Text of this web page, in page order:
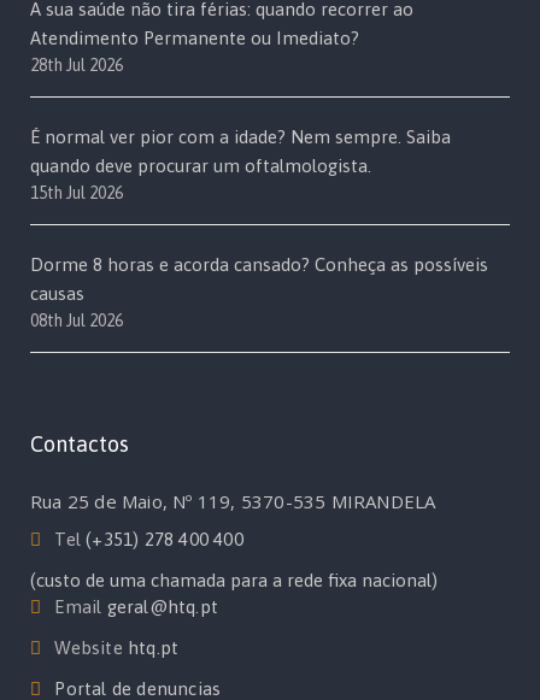
A sua saúde não tira férias: quando recorrer ao
Atendimento Permanente ou Imediato?
28th Jul 2026
É normal ver pior com a idade? Nem sempre. Saiba
quando deve procurar um oftalmologista.
15th Jul 2026
Dorme 8 horas e acorda cansado? Conheça as possíveis
causas
08th Jul 2026
Contactos
Rua 25 de Maio, Nº 119, 5370-535 MIRANDELA
Tel(+351) 278 400 400
(custo de uma chamada para a rede fixa nacional)
Email geral@htq.pt
Website htq.pt
Portal de denuncias